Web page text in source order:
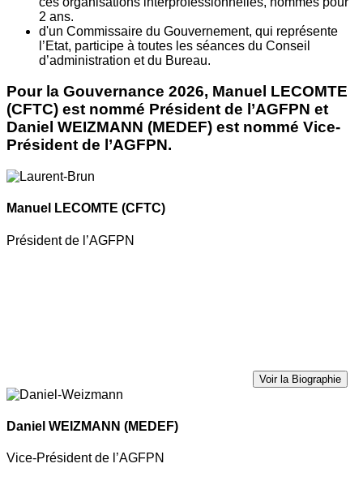
2 ans.
d'un Commissaire du Gouvernement, qui représente
l’Etat, participe à toutes les séances du Conseil
d’administration et du Bureau.
Pour la Gouvernance 2026, Manuel LECOMTE
(CFTC) est nommé Président de l’AGFPN et
Daniel WEIZMANN (MEDEF) est nommé Vice-
Président de l’AGFPN.
Manuel LECOMTE (CFTC)
Président de l’AGFPN
Voir la Biographie
Daniel WEIZMANN (MEDEF)
Vice-Président de l’AGFPN